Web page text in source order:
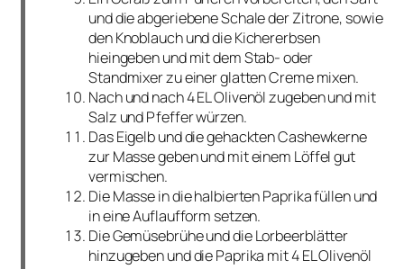
und die abgeriebene Schale der Zitrone, sowie
den Knoblauch und die Kichererbsen
hieingeben und mit dem Stab- oder
Standmixer zu einer glatten Creme mixen.
Nach und nach 4 EL Olivenöl zugeben und mit
Salz und Pfeffer würzen.
Das Eigelb und die gehackten Cashewkerne
zur Masse geben und mit einem Löffel gut
vermischen.
Die Masse in die halbierten Paprika füllen und
in eine Auflaufform setzen.
Die Gemüsebrühe und die Lorbeerblätter
hinzugeben und die Paprika mit 4 EL Olivenöl